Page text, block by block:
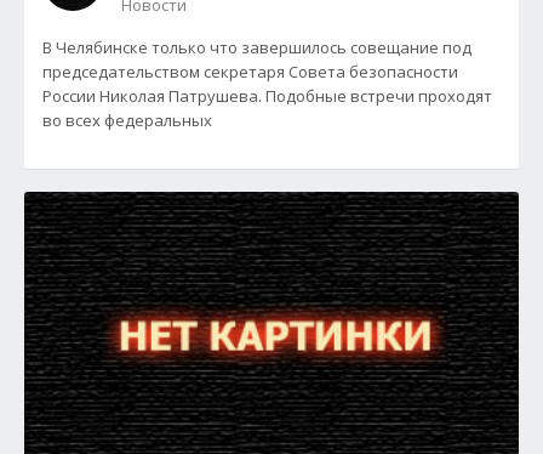
Новости
В Челябинске только что завершилось совещание под
председательством секретаря Совета безопасности
России Николая Патрушева. Подобные встречи проходят
во всех федеральных